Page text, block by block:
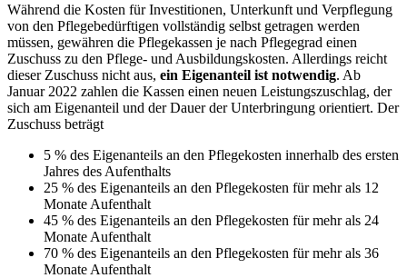
Während die Kosten für Investitionen, Unterkunft und Verpflegung
von den Pflegebedürftigen vollständig selbst getragen werden
müssen, gewähren die Pflegekassen je nach Pflegegrad einen
Zuschuss zu den Pflege- und Ausbildungskosten. Allerdings reicht
dieser Zuschuss nicht aus, ein Eigenanteil ist notwendig. Ab
Januar 2022 zahlen die Kassen einen neuen Leistungszuschlag, der
sich am Eigenanteil und der Dauer der Unterbringung orientiert. Der
Zuschuss beträgt
5 % des Eigenanteils an den Pflegekosten innerhalb des ersten
Jahres des Aufenthalts
25 % des Eigenanteils an den Pflegekosten für mehr als 12
Monate Aufenthalt
45 % des Eigenanteils an den Pflegekosten für mehr als 24
Monate Aufenthalt
70 % des Eigenanteils an den Pflegekosten für mehr als 36
Monate Aufenthalt